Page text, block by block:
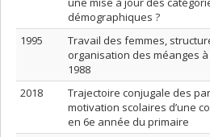
démographiques ?
1995
Travail des femmes,
organisation des méanges
1988
2018
Trajectoire conjugale des
motivation scolaires d’une
en 6e année du primaire